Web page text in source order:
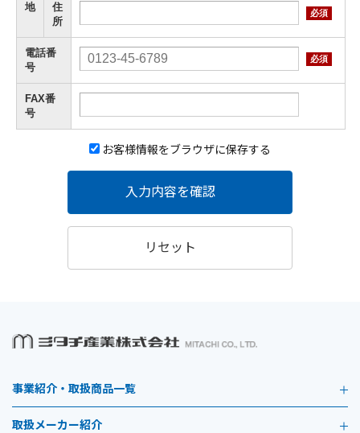
地
住
所
必須
電話番
号
必須
FAX番
号
お客様情報をブラウザに保存する
入力内容を確認
リセット
事業紹介・取扱商品一覧
取扱メーカー紹介